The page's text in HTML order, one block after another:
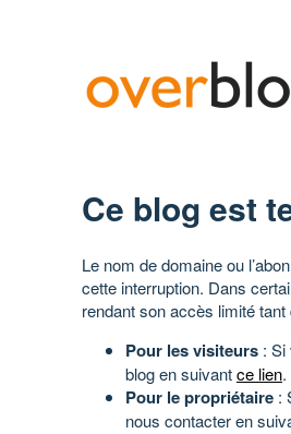
Ce blog est
Le nom de domaine ou
cette interruption. Dans
rendant son accès limité tant
Pour les visiteurs : Si
blog en suivantce lien.
Pour le propriétaire :
nous contacter en